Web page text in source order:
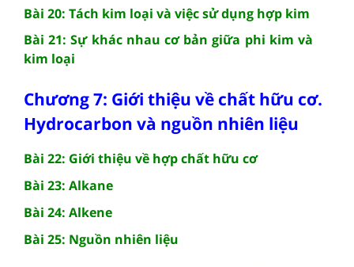
Bài 20: Tách kim loại và việc sử dụng hợp kim
Bài 21: Sự khác nhau cơ bản giữa phi kim và
kim loại
Chương 7: Giới thiệu về chất hữu cơ.
Hydrocarbon và nguồn nhiên liệu
Bài 22: Giới thiệu về hợp chất hữu cơ
Bài 23: Alkane
Bài 24: Alkene
Bài 25: Nguồn nhiên liệu